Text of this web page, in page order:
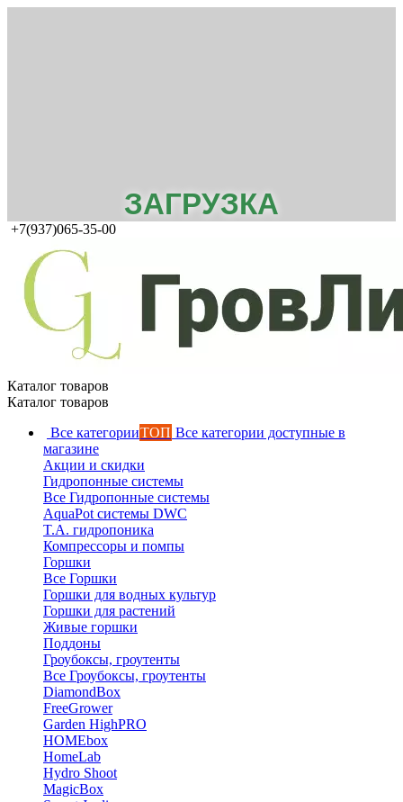
ЗАГРУЗКА
+7(937)065-35-00
Каталог товаров
Каталог товаров
Все категорииТОП Все категории доступные в
магазине
Акции и скидки
Гидропонные системы
Все Гидропонные системы
AquaPot системы DWC
T.A. гидропоника
Компрессоры и помпы
Горшки
Все Горшки
Горшки для водных культур
Горшки для растений
Живые горшки
Поддоны
Гроубоксы, гроутенты
Все Гроубоксы, гроутенты
DiamondBox
FreeGrower
Garden HighPRO
HOMEbox
HomeLab
Hydro Shoot
MagicBox